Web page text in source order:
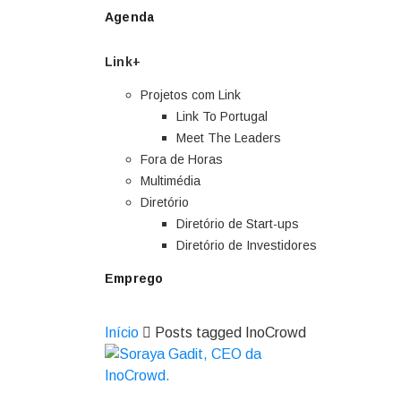
Agenda
Link+
Projetos com Link
Link To Portugal
Meet The Leaders
Fora de Horas
Multimédia
Diretório
Diretório de Start-ups
Diretório de Investidores
Emprego
Início Posts tagged InoCrowd